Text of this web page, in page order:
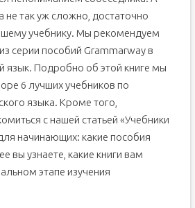
не так уж сложно, достаточно
учебнику. Мы рекомендуем
серии пособий Grammarway в
язык. Подробно об этой книге мы
6 лучших учебников по
языка. Кроме того,
с нашей статьей «Учебники
начинающих: какие пособия
вы узнаете, какие книги вам
этапе изучения